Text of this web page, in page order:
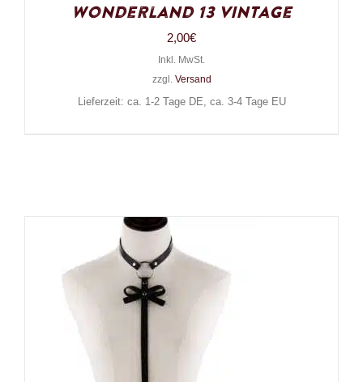
Wonderland 13 Vintage
2,00€
Inkl. MwSt.
zzgl. Versand
Lieferzeit: ca. 1-2 Tage DE, ca. 3-4 Tage EU